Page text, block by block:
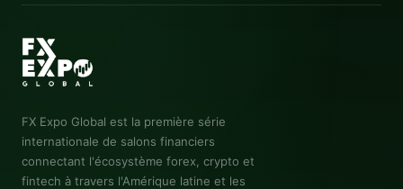
FX Expo Global est la première série
internationale de salons financiers
connectant l'écosystème forex, crypto et
fintech à travers l'Amérique latine et les